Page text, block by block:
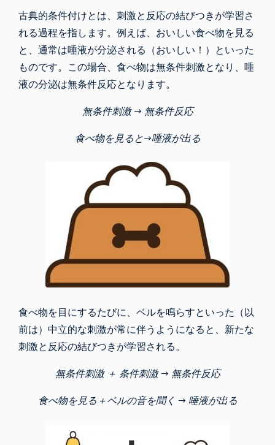
古典的条件付けとは、刺激と反応の結びつきが学習さ
れる過程を指します。例えば、おいしい食べ物を見る
と、通常は唾液が分泌される（おいしい！）といった
ものです。この場合、食べ物は無条件刺激となり、唾
液の分泌は無条件反応となります。
無条件刺激 → 無条件反応
食べ物を見ると→唾液が出る
食べ物を目にするたびに、ベルを鳴らすといった（以
前は）中立的な刺激が常に伴うようになると、新たな
刺激と反応の結びつきが学習される。
無条件刺激 ＋ 条件刺激 → 無条件反応
食べ物を見る＋ベルの音を聞く → 唾液が出る